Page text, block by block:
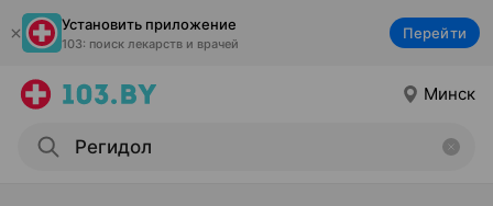
Установить приложение
103: поиск лекарств и врачей
Перейти
Минск